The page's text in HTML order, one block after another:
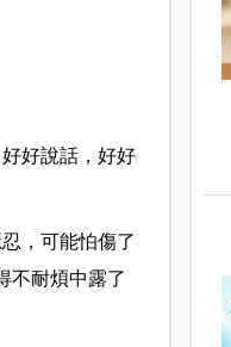
好說話，好好
，可能怕傷了
不耐煩中露了